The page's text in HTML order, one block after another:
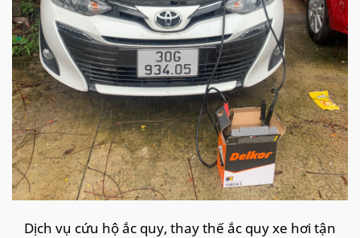
Dịch vụ cứu hộ ắc quy, thay thế ắc quy xe hơi tận